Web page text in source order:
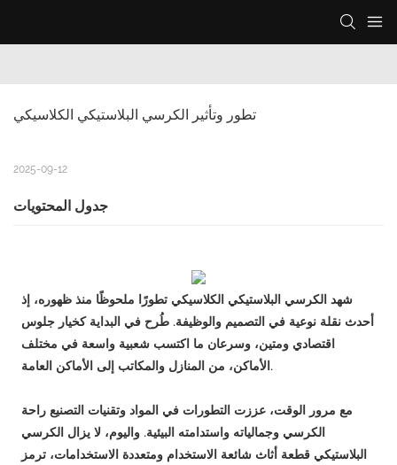
تطور وتأثير الكرسي البلاستيكي الكلاسيكي
2025-09-12
جدول المحتويات
شهد الكرسي البلاستيكي الكلاسيكي تطورًا ملحوظًا منذ ظهوره، إذ
أحدث نقلة نوعية في التصميم والوظيفة. طُرح في البداية كخيار جلوس
اقتصادي ومتين، وسرعان ما اكتسب شعبية واسعة في مختلف
الأماكن، من المنازل والمكاتب إلى الأماكن العامة.
مع مرور الوقت، عززت التطورات في المواد وتقنيات التصنيع راحة
الكرسي وجمالياته واستدامته البيئية. واليوم، لا يزال الكرسي
البلاستيكي قطعة أثاث شائعة الاستخدام ومتعددة الاستخدامات، ترمز